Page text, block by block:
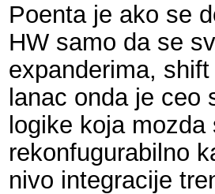
Poenta je ako se
HW samo da se
expanderima,
lanac onda je
logike koja
rekonfugurabilno
nivo integracije